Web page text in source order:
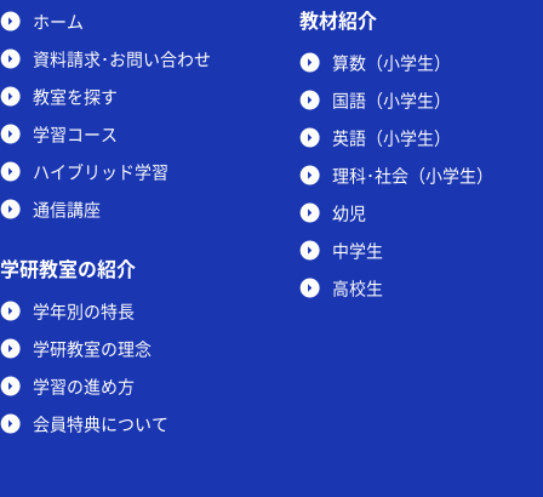
ホーム
資料請求･お問い合わせ
教室を探す
学習コース
ハイブリッド学習
通信講座
学研教室の紹介
学年別の特長
学研教室の理念
学習の進め方
会員特典について
教材紹介
算数（小学生）
国語（小学生）
英語（小学生）
理科･社会（小学生）
幼児
中学生
高校生